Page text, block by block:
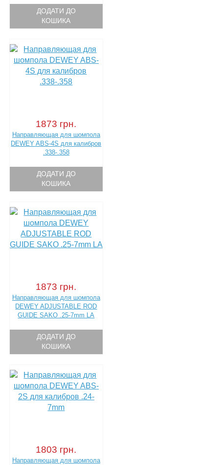
ДОДАТИ ДО
КОШИКА
1873 грн.
Направляющая для шомпола
DEWEY ABS-4S для калибров
.338-.358
ДОДАТИ ДО
КОШИКА
1873 грн.
Направляющая для шомпола
DEWEY ADJUSTABLE ROD
GUIDE SAKO .25-7mm LA
ДОДАТИ ДО
КОШИКА
1803 грн.
Направляющая для шомпола